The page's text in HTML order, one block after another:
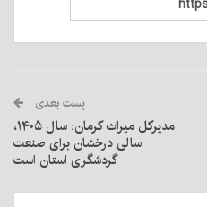
پست بعدی
مدیرکل میراث کرمان: سال ۱۴۰۵،
سالی درخشان برای صنعت
گردشگری استان است